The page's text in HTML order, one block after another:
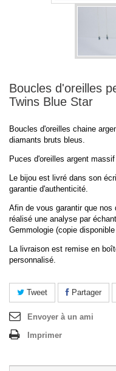
Boucles d'oreilles
Twins Blue Star
Boucles d'oreilles chaine
diamants bruts bleus.
Puces d'oreilles argent
Le bijou est livré dans son
garantie d'authenticité.
Afin de vous garantir que
réalisé une analyse par
Gemmologie (copie
La livraison est remise en
personnalisé.
Tweet Partager
Envoyer à un ami
Imprimer